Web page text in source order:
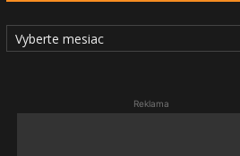
ARCHÍV
ČLÁNKOV
Reklama